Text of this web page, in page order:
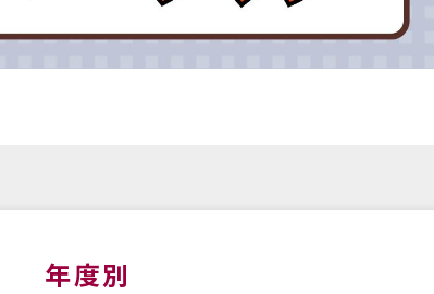
年度別